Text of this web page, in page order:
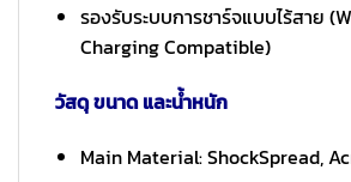
รองรับระบบการชาร์จแบบไร้สาย
Charging Compatible)
วัสดุ ขนาด และน้ำหนัก
Main Material: ShockSpread,